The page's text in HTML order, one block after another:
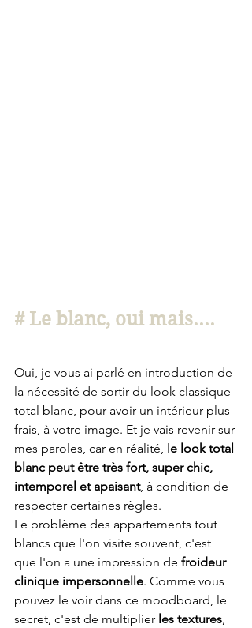
# Le blanc, oui mais....
Oui, je vous ai parlé en introduction de
la nécessité de sortir du look classique
total blanc, pour avoir un intérieur plus
frais, à votre image. Et je vais revenir sur
mes paroles, car en réalité, le look total
blanc peut être très fort, super chic,
intemporel et apaisant, à condition de
respecter certaines règles.
Le problème des appartements tout
blancs que l'on visite souvent, c'est
que l'on a une impression de froideur
clinique impersonnelle. Comme vous
pouvez le voir dans ce moodboard, le
secret, c'est de multiplier les textures,